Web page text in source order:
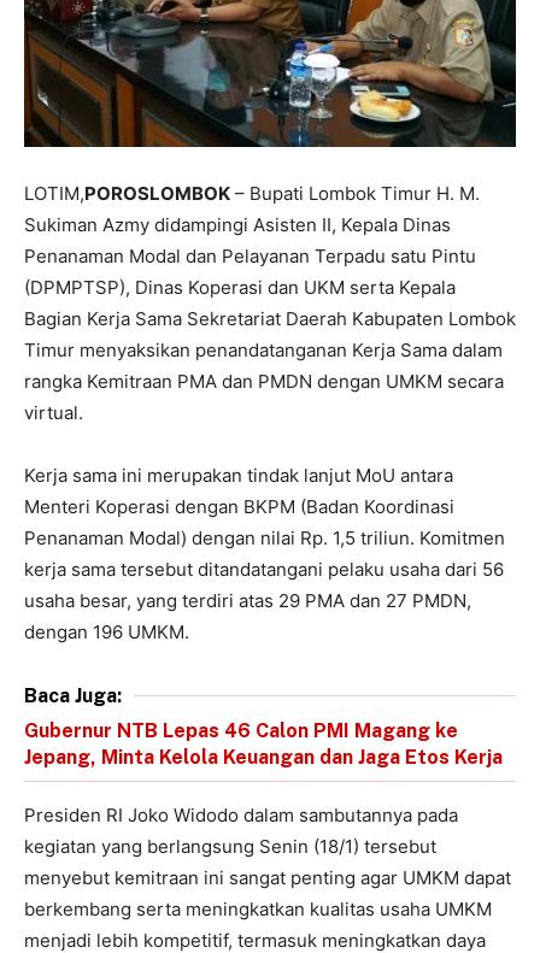
LOTIM,POROSLOMBOK – Bupati Lombok Timur H. M.
Sukiman Azmy didampingi Asisten II, Kepala Dinas
Penanaman Modal dan Pelayanan Terpadu satu Pintu
(DPMPTSP), Dinas Koperasi dan UKM serta Kepala
Bagian Kerja Sama Sekretariat Daerah Kabupaten Lombok
Timur menyaksikan penandatanganan Kerja Sama dalam
rangka Kemitraan PMA dan PMDN dengan UMKM secara
virtual.
Kerja sama ini merupakan tindak lanjut MoU antara
Menteri Koperasi dengan BKPM (Badan Koordinasi
Penanaman Modal) dengan nilai Rp. 1,5 triliun. Komitmen
kerja sama tersebut ditandatangani pelaku usaha dari 56
usaha besar, yang terdiri atas 29 PMA dan 27 PMDN,
dengan 196 UMKM.
Baca Juga:
Gubernur NTB Lepas 46 Calon PMI Magang ke
Jepang, Minta Kelola Keuangan dan Jaga Etos Kerja
Presiden RI Joko Widodo dalam sambutannya pada
kegiatan yang berlangsung Senin (18/1) tersebut
menyebut kemitraan ini sangat penting agar UMKM dapat
berkembang serta meningkatkan kualitas usaha UMKM
menjadi lebih kompetitif, termasuk meningkatkan daya